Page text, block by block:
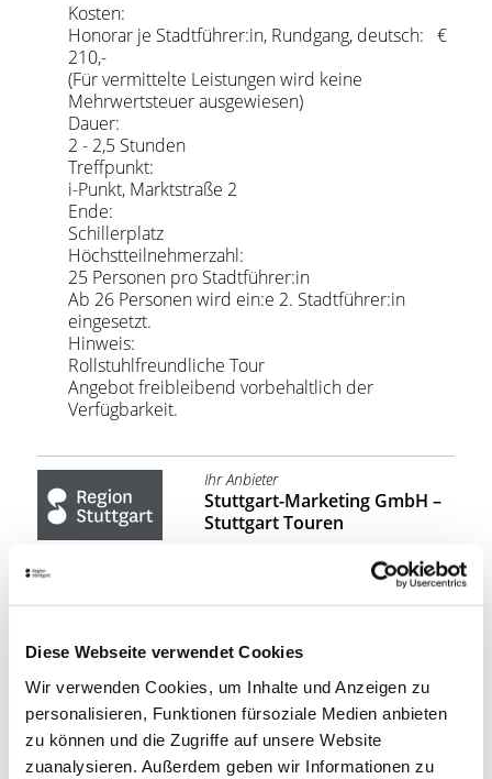
Diese Webseite verwendet Cookies
Wir verwenden Cookies, um Inhalte und Anzeigen zu
personalisieren, Funktionen fürsoziale Medien anbieten
zu können und die Zugriffe auf unsere Website
zuanalysieren. Außerdem geben wir Informationen zu
Kosten:
Honorar je Stadtführer:in, Rundgang, deutsch: €
210,-
(Für vermittelte Leistungen wird keine
Mehrwertsteuer ausgewiesen)
Dauer:
2 - 2,5 Stunden
Treffpunkt:
i-Punkt, Marktstraße 2
Ende:
Schillerplatz
Höchstteilnehmerzahl:
25 Personen pro Stadtführer:in
Ab 26 Personen wird ein:e 2. Stadtführer:in
eingesetzt.
Hinweis:
Rollstuhlfreundliche Tour
Angebot freibleibend vorbehaltlich der
Verfügbarkeit.
Ihr Anbieter
Stuttgart-Marketing GmbH –
Stuttgart Touren
210,00
Stuttgart Convention Bureau
RAHMENPROGRAMME &